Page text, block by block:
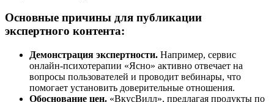
Основные причины для публикации
экспертного контента:
Демонстрация экспертности. Например, сервис
онлайн-психотерапии «Ясно» активно отвечает на
вопросы пользователей и проводит вебинары, что
помогает установить доверительные отношения.
Обоснование цен. «ВкусВилл», предлагая продукты по